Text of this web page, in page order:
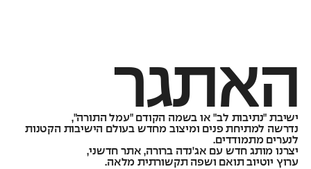
האתגר
ישיבת "נתיבות לב" או בשמה הקודם "עמל התורה",
נדרשה למתיחת פנים ומיצוב מחדש בעולם הישיבות הקטנות
לנערים מתמודדים.
יצרנו מותג חדש עם אג'נדה ברורה, אתר חדשני,
ערוץ יוטיוב תואם ושפה תקשורתית מלאה.